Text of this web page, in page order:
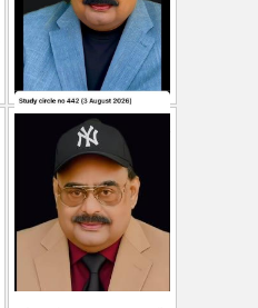
حکومت پاکستان کی جانب
سے آزادکشمیرالیکشن کی
صحیح رپورٹنگ کرنے والے
...